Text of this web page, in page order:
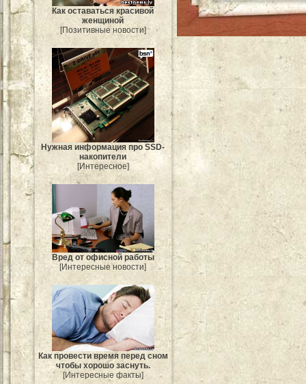
Как оставаться красивой
женщиной
[Позитивные новости]
Нужная информация про SSD-
накопители
[Интересное]
Вред от офисной работы
[Интересные новости]
Как провести время перед сном
чтобы хорошо заснуть.
[Интересные факты]